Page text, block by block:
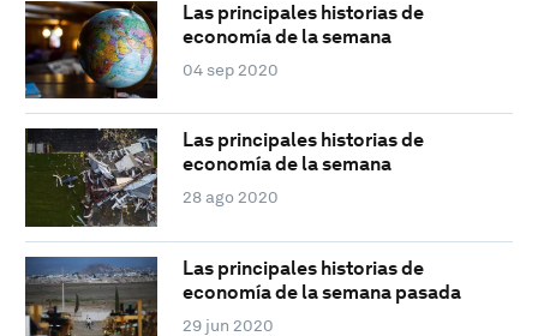
Las principales historias de
economía de la semana
04 sep 2020
Las principales historias de
economía de la semana
28 ago 2020
Las principales historias de
economía de la semana pasada
29 jun 2020